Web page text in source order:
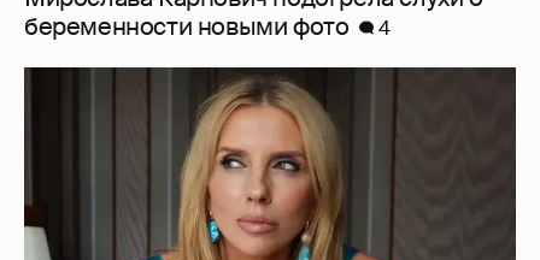
Светлана Бондарчук в синих колготках
снялась в новой фотосессии